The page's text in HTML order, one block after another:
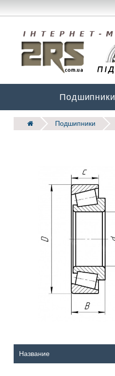
Подшипники
Подшипники
Название